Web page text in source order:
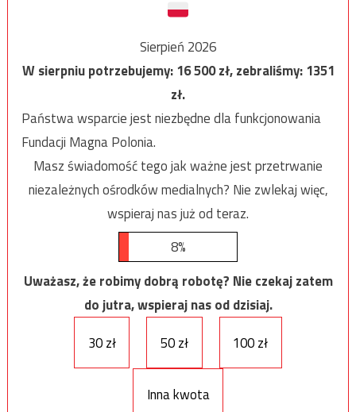
Sierpień 2026
W sierpniu potrzebujemy:16 500zł, zebraliśmy:1351
zł.
Państwa wsparcie jest niezbędne dla funkcjonowania
Fundacji Magna Polonia.
Masz świadomość tego jak ważne jest przetrwanie
niezależnych ośrodków medialnych? Nie zwlekaj więc,
wspieraj nas już od teraz.
8%
Uważasz, że robimy dobrą robotę? Nie czekaj zatem
do jutra, wspieraj nas od dzisiaj.
30 zł
50 zł 100 zł
Inna kwota